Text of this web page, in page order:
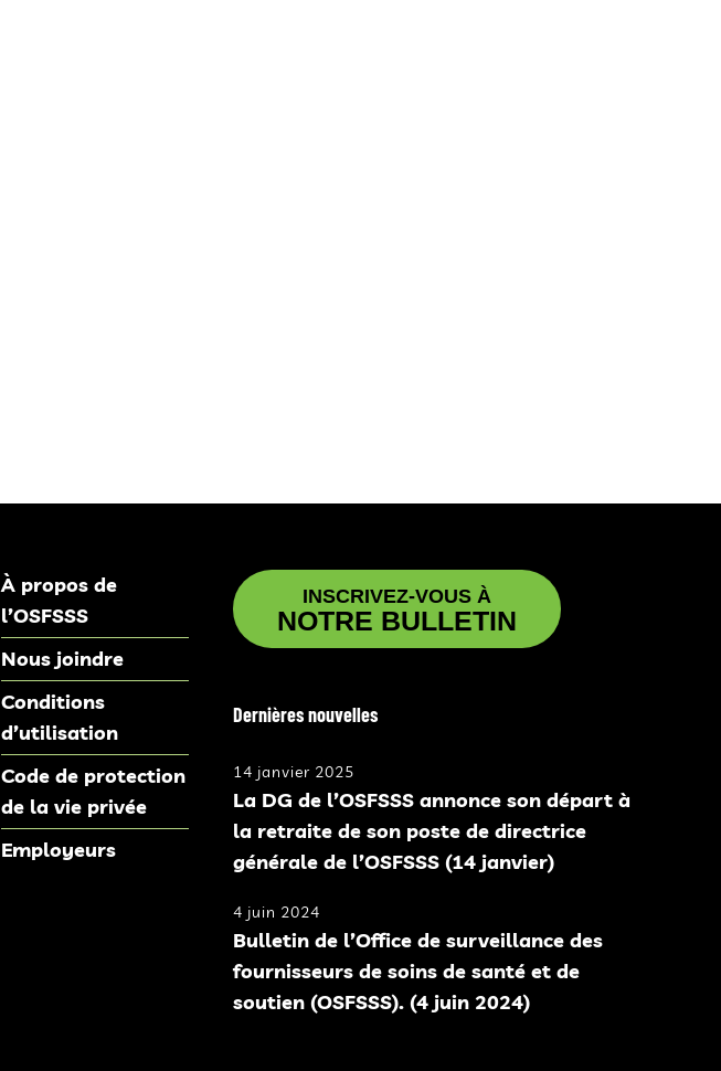
À propos de
l’OSFSSS
Nous joindre
Conditions
d’utilisation
Code de protection
de la vie privée
Employeurs
INSCRIVEZ-VOUS À
NOTRE BULLETIN
Dernières nouvelles
14 janvier 2025
La DG de l’OSFSSS annonce son départ à
la retraite de son poste de directrice
générale de l’OSFSSS (14 janvier)
4 juin 2024
Bulletin de l’Office de surveillance des
fournisseurs de soins de santé et de
soutien (OSFSSS). (4 juin 2024)